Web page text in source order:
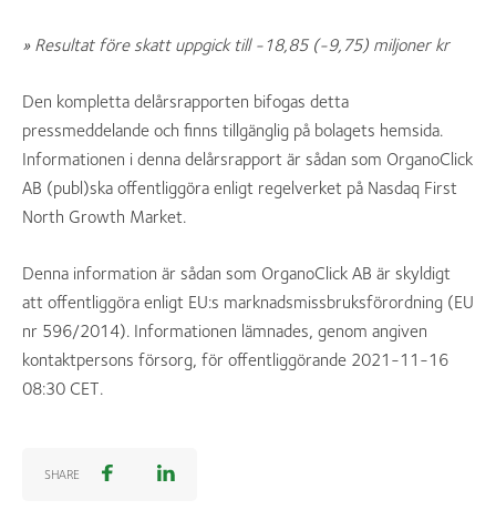
» Resultat före skatt uppgick till -18,85 (-9,75) miljoner kr
Den kompletta delårsrapporten bifogas detta
pressmeddelande och finns tillgänglig på bolagets hemsida.
Informationen i denna delårsrapport är sådan som OrganoClick
AB (publ)ska offentliggöra enligt regelverket på Nasdaq First
North Growth Market.
Denna information är sådan som OrganoClick AB är skyldigt
att offentliggöra enligt EU:s marknadsmissbruksförordning (EU
nr 596/2014). Informationen lämnades, genom angiven
kontaktpersons försorg, för offentliggörande 2021-11-16
08:30 CET.
SHARE